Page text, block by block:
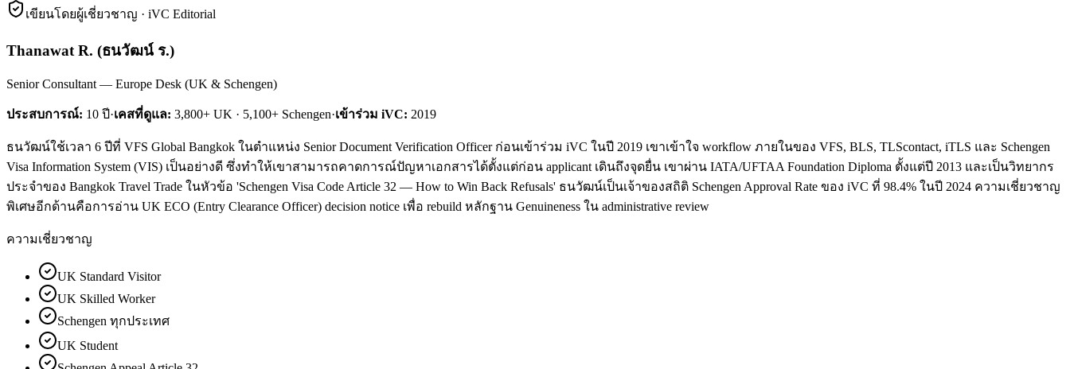
เขียนโดยผู้เชี่ยวชาญ · iVC Editorial
Thanawat R. (ธนวัฒน์ ร.)
Senior Consultant — Europe Desk (UK & Schengen)
ประสบการณ์: 10 ปี·เคสที่ดูแล: 3,800+ UK · 5,100+ Schengen·เข้าร่วม iVC: 2019
ธนวัฒน์ใช้เวลา 6 ปีที่ VFS Global Bangkok ในตำแหน่ง Senior Document Verification Officer ก่อนเข้าร่วม iVC ในปี 2019 เขาเข้าใจ workflow ภายในของ VFS, BLS, TLScontact, iTLS และ Schengen
Visa Information System (VIS) เป็นอย่างดี ซึ่งทำให้เขาสามารถคาดการณ์ปัญหาเอกสารได้ตั้งแต่ก่อน applicant เดินถึงจุดยื่น เขาผ่าน IATA/UFTAA Foundation Diploma ตั้งแต่ปี 2013 และเป็นวิทยากร
ประจำของ Bangkok Travel Trade ในหัวข้อ 'Schengen Visa Code Article 32 — How to Win Back Refusals' ธนวัฒน์เป็นเจ้าของสถิติ Schengen Approval Rate ของ iVC ที่ 98.4% ในปี 2024 ความเชี่ยวชาญ
พิเศษอีกด้านคือการอ่าน UK ECO (Entry Clearance Officer) decision notice เพื่อ rebuild หลักฐาน Genuineness ใน administrative review
ความเชี่ยวชาญ
UK Standard Visitor
UK Skilled Worker
Schengen ทุกประเทศ
UK Student